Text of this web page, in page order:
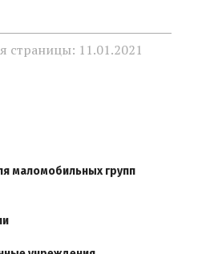
страницы: 11.01.2021
маломобильных групп